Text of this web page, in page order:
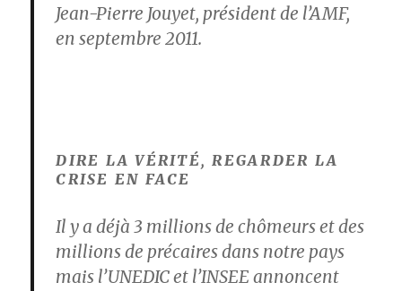
Jean-Pierre Jouyet, président de l’AMF,
en septembre 2011.
DIRE LA VÉRITÉ, REGARDER LA
CRISE EN FACE
Il y a déjà 3 millions de chômeurs et des
millions de précaires dans notre pays
mais l’UNEDIC et l’INSEE annoncent